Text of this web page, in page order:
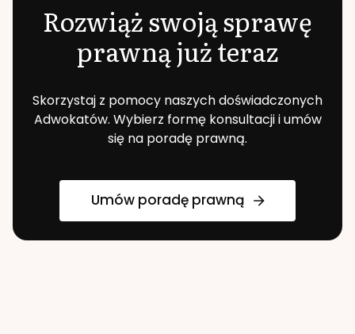
Rozwiąż swoją sprawę
prawną już teraz
Skorzystaj z pomocy naszych doświadczonych
Adwokatów. Wybierz formę konsultacji i umów
się na poradę prawną.
Umów poradę prawną